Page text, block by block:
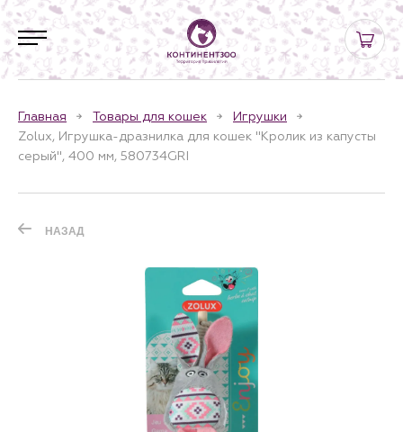
Главная Товары для кошек
Игрушки
Zolux, Игрушка-дразнилка для кошек "Кролик из капусты
серый", 400 мм, 580734GRI
НАЗАД